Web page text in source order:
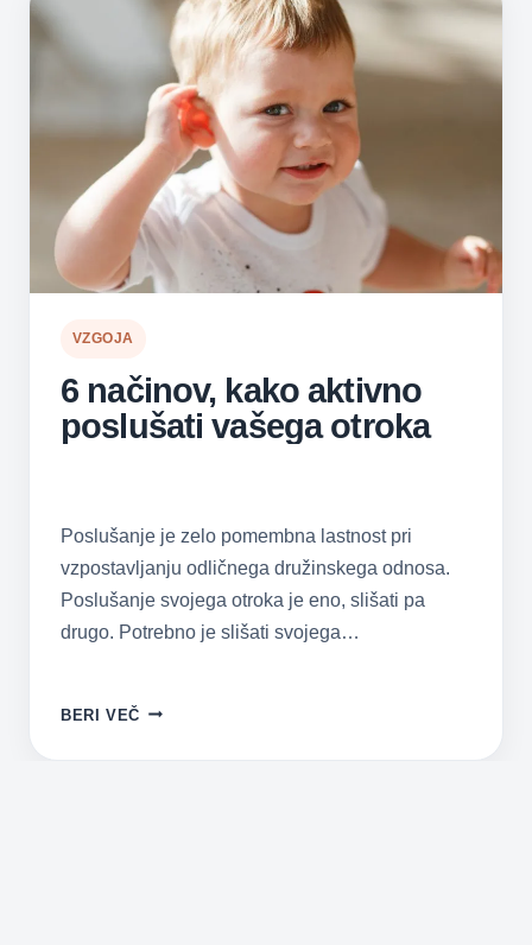
VZGOJA
6 načinov, kako aktivno
poslušati vašega otroka
Poslušanje je zelo pomembna lastnost pri
vzpostavljanju odličnega družinskega odnosa.
Poslušanje svojega otroka je eno, slišati pa
drugo. Potrebno je slišati svojega…
BERI VEČ
KAKO